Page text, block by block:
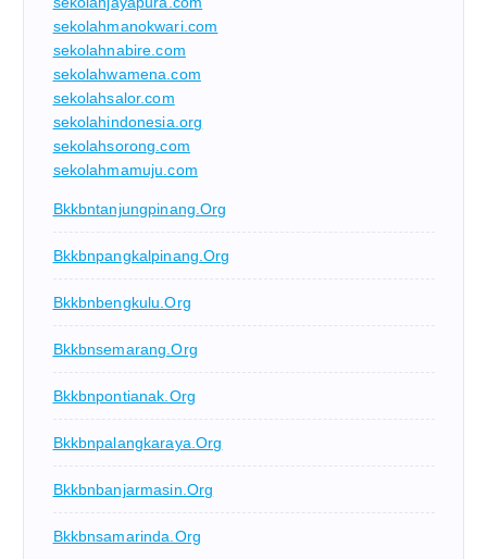
sekolahmanokwari.com
sekolahnabire.com
sekolahwamena.com
sekolahsalor.com
sekolahindonesia.org
sekolahsorong.com
sekolahmamuju.com
Bkkbntanjungpinang.org
Bkkbnpangkalpinang.org
Bkkbnbengkulu.org
Bkkbnsemarang.org
Bkkbnpontianak.org
Bkkbnpalangkaraya.org
Bkkbnbanjarmasin.org
Bkkbnsamarinda.org